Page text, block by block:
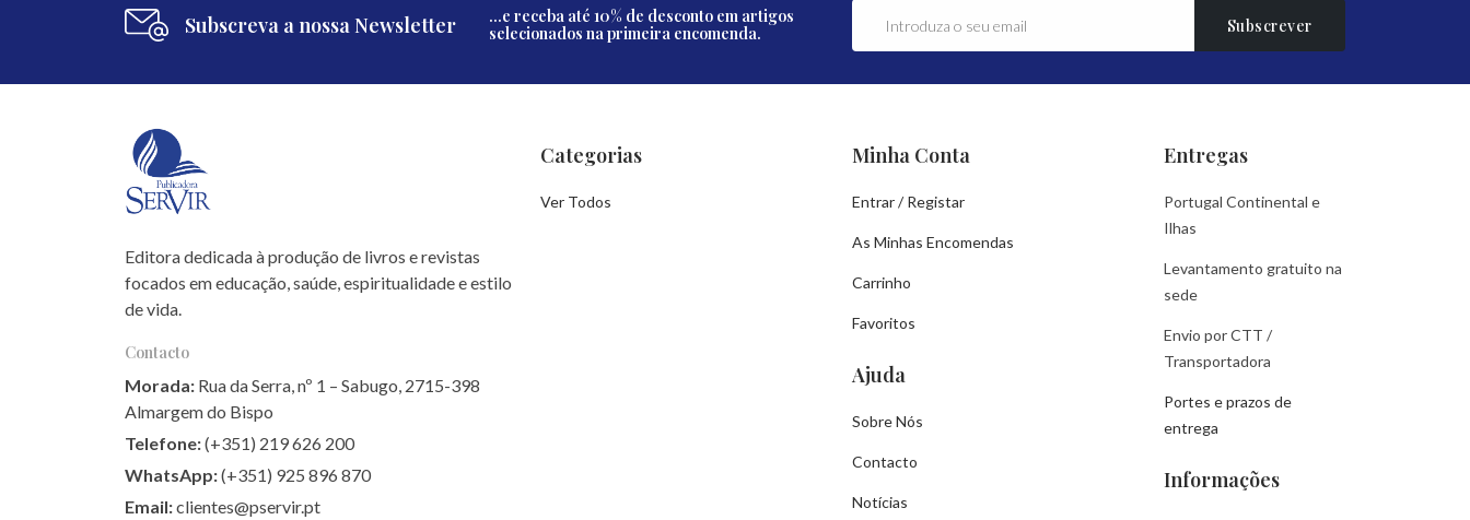
Subscreva a nossa Newsletter
...e receba até 10% de desconto em artigos
selecionados na primeira encomenda.
Subscrever
Editora dedicada à produção de livros e revistas
focados em educação, saúde, espiritualidade e estilo
de vida.
Contacto
Morada: Rua da Serra, nº 1 – Sabugo, 2715-398
Almargem do Bispo
Telefone:(+351) 219 626 200
WhatsApp:(+351) 925 896 870
Email:clientes@pservir.pt
Categorias
Ver Todos
Minha Conta
Entrar / Registar
As Minhas Encomendas
Carrinho
Favoritos
Ajuda
Sobre Nós
Contacto
Notícias
Entregas
Portugal Continental e
Ilhas
Levantamento gratuito na
sede
Envio por CTT /
Transportadora
Portes e prazos de
entrega
Informações